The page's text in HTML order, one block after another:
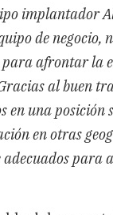
implantador
de negocio,
para afrontar la
al buen
en una posición
en otras
adecuados para